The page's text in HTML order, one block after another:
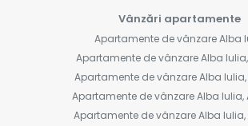
Vânzări apartamente
Apartamente de vânzare Alba
Apartamente de vânzare Alba
Apartamente de vânzare Alba
Apartamente de vânzare Alba Iulia,
Apartamente de vânzare Alba Iulia,